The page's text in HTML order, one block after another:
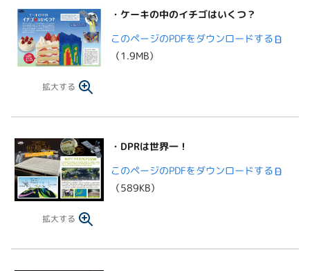
拡大する
・ ケーキの中のイチゴはいくつ？
このページのPDFをダウンロードする
（1.9MB）
拡大する
・ DPRは世界一！
このページのPDFをダウンロードする
（589KB）